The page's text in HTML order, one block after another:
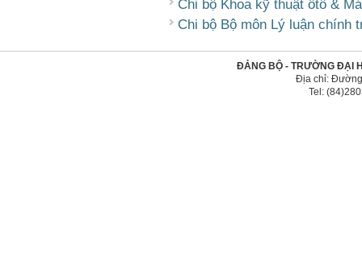
Chi bộ Khoa kỹ thuật ôtô &
Chi bộ Bộ môn Lý luận chính
ĐẢNG BỘ - TRƯỜNG ĐẠI
Địa chỉ:
Tel: